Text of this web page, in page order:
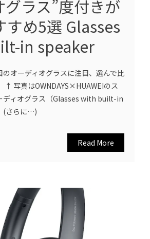
グラス”度付きが
すめ5選 Glasses
in speaker
のオーディオグラスに注目、選んで比
↑ 写真はOWNDAYS×HUAWEIのス
ディオグラス（Glasses with built-in
(さらに…)
Read More